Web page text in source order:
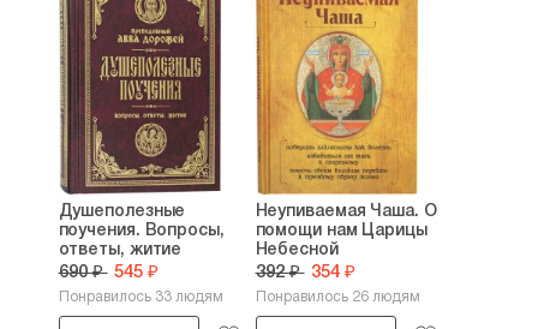
Душеполезные
поучения. Вопросы,
ответы, житие
690 ₽ 545 ₽
Понравилось 33 людям
Неупиваемая Чаша. О
помощи нам Царицы
Небесной
392 ₽ 354 ₽
Понравилось 26 людям